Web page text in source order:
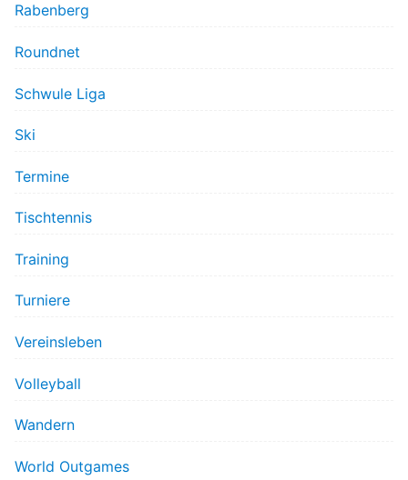
Rabenberg
Roundnet
Schwule Liga
Ski
Termine
Tischtennis
Training
Turniere
Vereinsleben
Volleyball
Wandern
World Outgames